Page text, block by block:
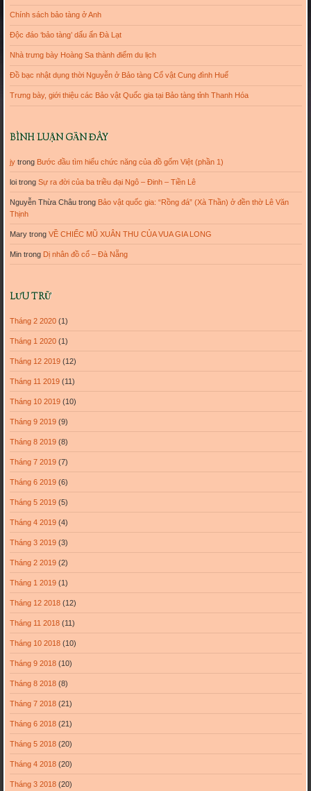
Chính sách bảo tàng ở Anh
Độc đáo ‘bảo tàng’ dấu ấn Đà Lạt
Nhà trưng bày Hoàng Sa thành điểm du lịch
Đồ bạc nhật dụng thời Nguyễn ở Bảo tàng Cổ vật Cung đình Huế
Trưng bày, giới thiệu các Bảo vật Quốc gia tại Bảo tàng tỉnh Thanh Hóa
BÌNH LUẬN GẦN ĐÂY
jytrong Bước đầu tìm hiểu chức năng của đồ gốm Việt (phần 1)
loitrong Sự ra đời của ba triều đại Ngô – Đinh – Tiền Lê
Nguyễn Thừa Châutrong Bảo vật quốc gia: “Rồng đá” (Xà Thần) ở đền thờ Lê Văn
Thịnh
Marytrong VỀ CHIẾC MŨ XUÂN THU CỦA VUA GIA LONG
Mintrong Dị nhân đồ cổ – Đà Nẵng
LƯU TRỮ
Tháng 2 2020(1)
Tháng 1 2020(1)
Tháng 12 2019(12)
Tháng 11 2019(11)
Tháng 10 2019(10)
Tháng 9 2019(9)
Tháng 8 2019(8)
Tháng 7 2019(7)
Tháng 6 2019(6)
Tháng 5 2019(5)
Tháng 4 2019(4)
Tháng 3 2019(3)
Tháng 2 2019(2)
Tháng 1 2019(1)
Tháng 12 2018(12)
Tháng 11 2018(11)
Tháng 10 2018(10)
Tháng 9 2018(10)
Tháng 8 2018(8)
Tháng 7 2018(21)
Tháng 6 2018(21)
Tháng 5 2018(20)
Tháng 4 2018(20)
Tháng 3 2018(20)